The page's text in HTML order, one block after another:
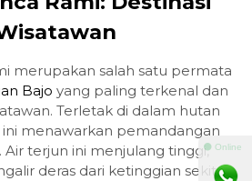
merupakan salah satu permata
Bajo yang paling terkenal dan
Terletak di dalam hutan
menawarkan pemandangan
Air terjun ini menjulang tinggi,
deras dari ketinggian sekitar
⚫ Online